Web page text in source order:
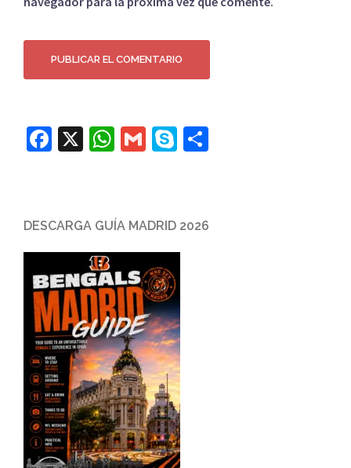
Facebook
X WhatsApp
Gmail
Skype
DESCARGA GUÍA MADRID 2026